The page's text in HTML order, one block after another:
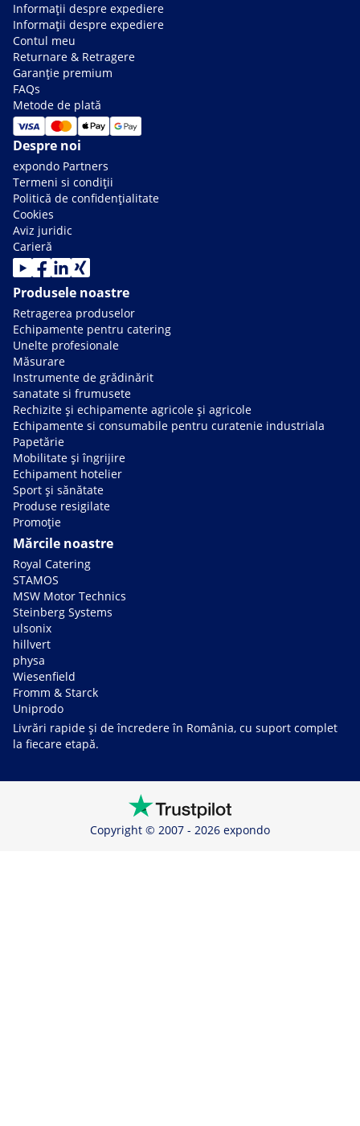
Informații despre expediere
Informații despre expediere
Contul meu
Returnare & Retragere
Garanție premium
FAQs
Metode de plată
Despre noi
expondo Partners
Termeni si condiții
Politică de confidențialitate
Cookies
Aviz juridic
Carieră
Produsele noastre
Retragerea produselor
Echipamente pentru catering
Unelte profesionale
Măsurare
Instrumente de grădinărit
sanatate si frumusete
Rechizite și echipamente agricole și agricole
Echipamente si consumabile pentru curatenie industriala
Papetărie
Mobilitate și îngrijire
Echipament hotelier
Sport și sănătate
Produse resigilate
Promoție
Mărcile noastre
Royal Catering
STAMOS
MSW Motor Technics
Steinberg Systems
ulsonix
hillvert
physa
Wiesenfield
Fromm & Starck
Uniprodo
Livrări rapide și de încredere în România, cu suport complet
la fiecare etapă.
Copyright © 2007 - 2026 expondo